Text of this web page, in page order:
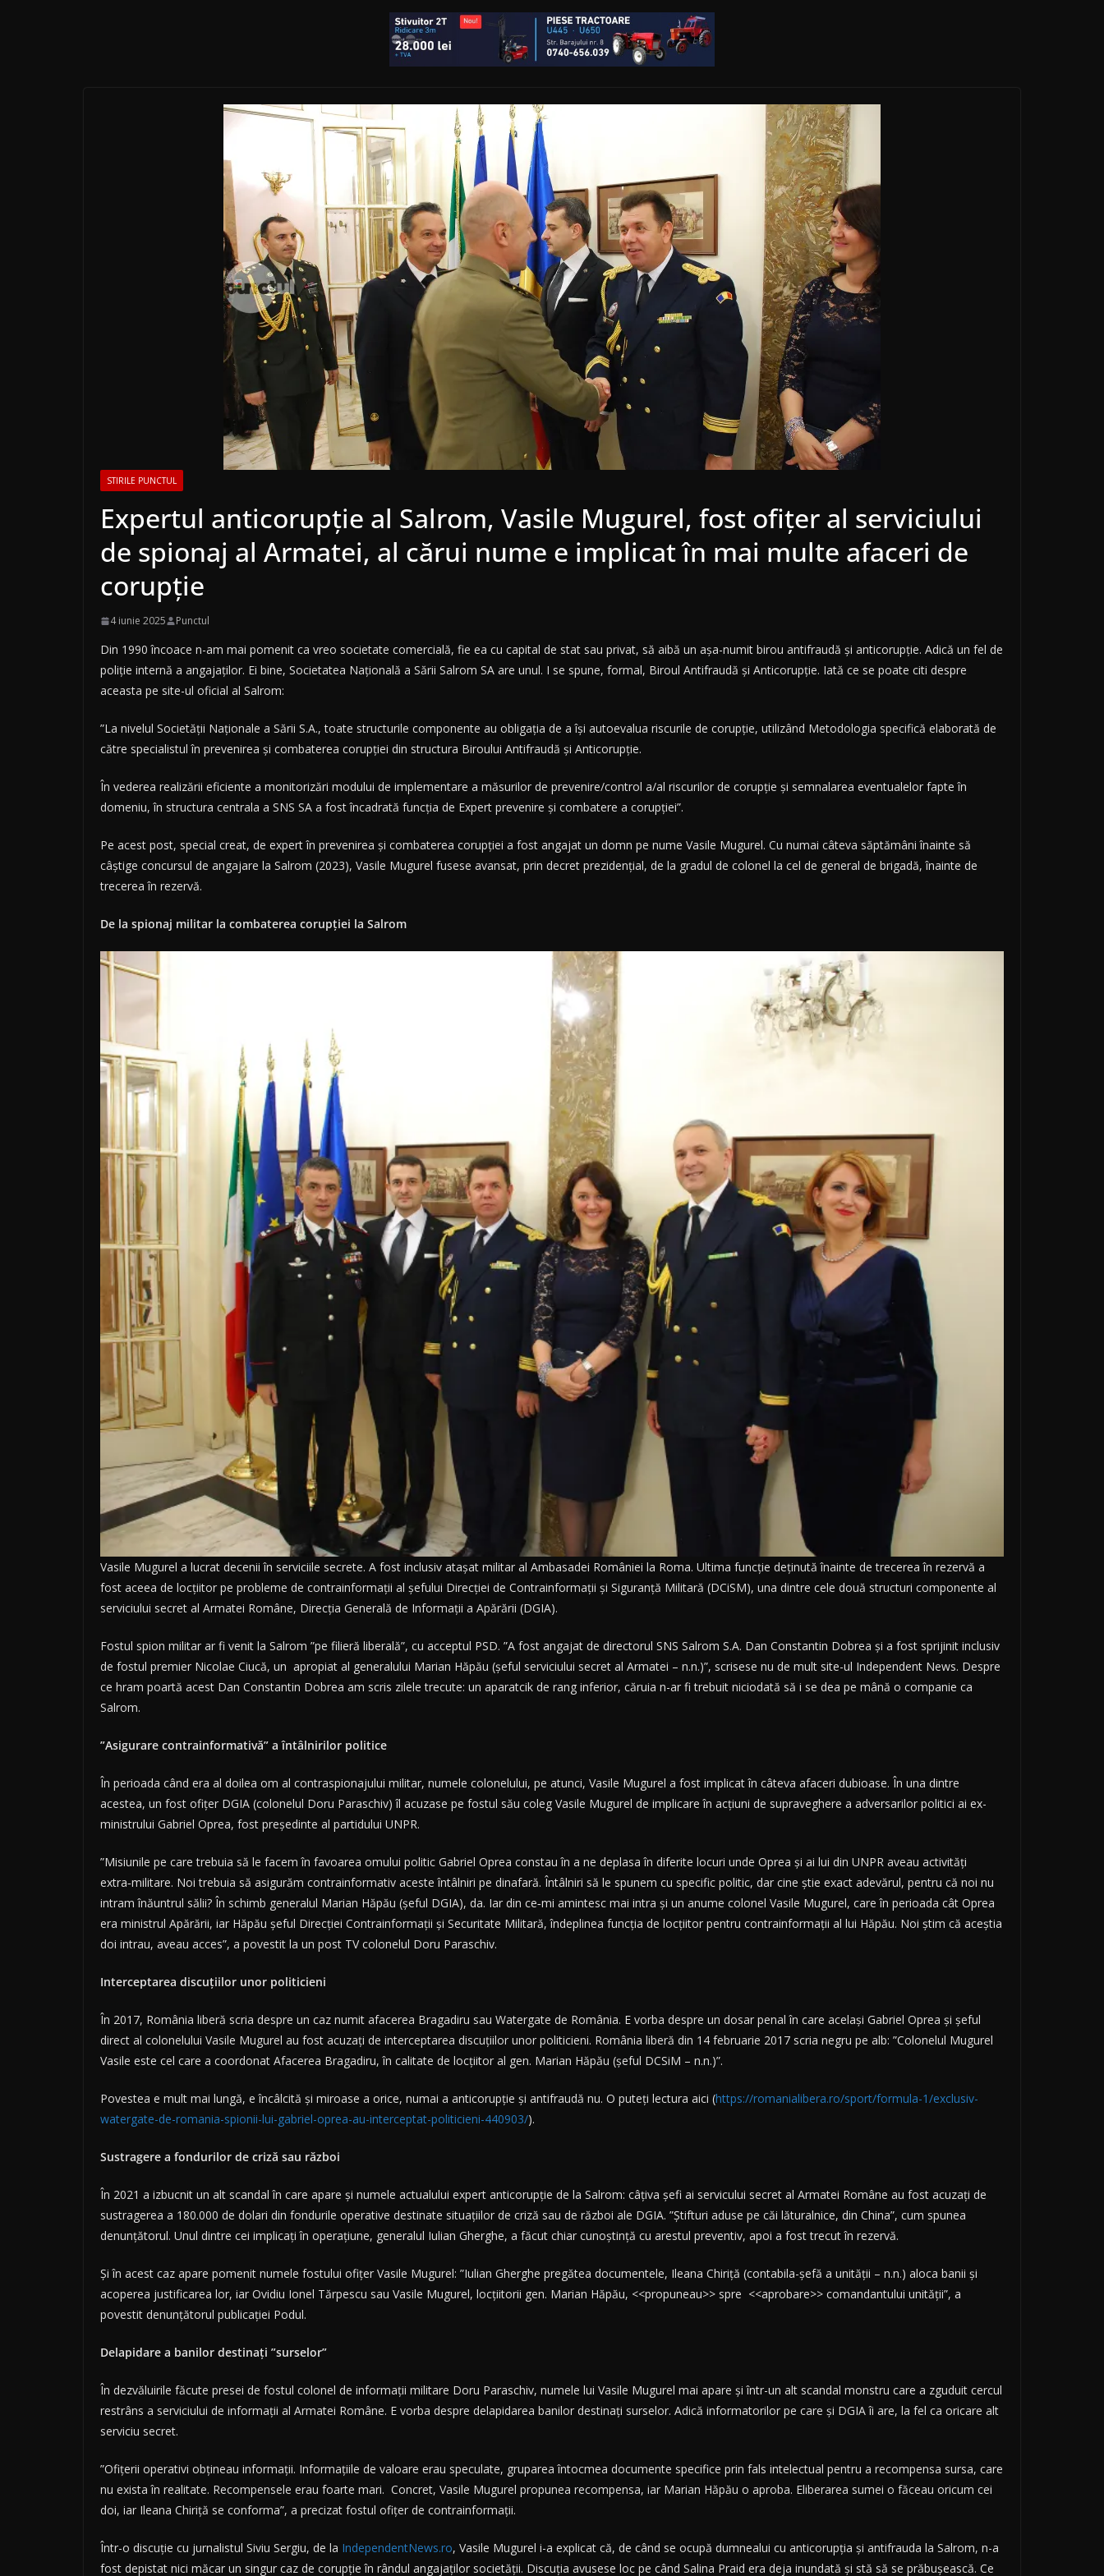
STIRILE PUNCTUL
Expertul anticorupție al Salrom, Vasile Mugurel, fost ofițer al serviciului
de spionaj al Armatei, al cărui nume e implicat în mai multe afaceri de
corupție
4 iunie 2025 Punctul
Din 1990 încoace n-am mai pomenit ca vreo societate comercială, fie ea cu capital de stat sau privat, să aibă un așa-numit birou antifraudă și anticorupție. Adică un fel de
poliție internă a angajaților. Ei bine, Societatea Națională a Sării Salrom SA are unul. I se spune, formal, Biroul Antifraudă și Anticorupție. Iată ce se poate citi despre
aceasta pe site-ul oficial al Salrom:
”La nivelul Societății Naționale a Sării S.A., toate structurile componente au obligaţia de a îşi autoevalua riscurile de corupţie, utilizând Metodologia specifică elaborată de
către specialistul în prevenirea și combaterea corupției din structura Biroului Antifraudă și Anticorupție.
În vederea realizării eficiente a monitorizări modului de implementare a măsurilor de prevenire/control a/al riscurilor de corupţie și semnalarea eventualelor fapte în
domeniu, în structura centrala a SNS SA a fost încadrată funcția de Expert prevenire și combatere a corupției”.
Pe acest post, special creat, de expert în prevenirea și combaterea corupției a fost angajat un domn pe nume Vasile Mugurel. Cu numai câteva săptămâni înainte să
câștige concursul de angajare la Salrom (2023), Vasile Mugurel fusese avansat, prin decret prezidențial, de la gradul de colonel la cel de general de brigadă, înainte de
trecerea în rezervă.
De la spionaj militar la combaterea corupției la Salrom
Vasile Mugurel a lucrat decenii în serviciile secrete. A fost inclusiv atașat militar al Ambasadei României la Roma. Ultima funcție deținută înainte de trecerea în rezervă a
fost aceea de locțiitor pe probleme de contrainformații al șefului Direcției de Contrainformații și Siguranță Militară (DCiSM), una dintre cele două structuri componente al
serviciului secret al Armatei Române, Direcția Generală de Informații a Apărării (DGIA).
Fostul spion militar ar fi venit la Salrom ”pe filieră liberală”, cu acceptul PSD. ”A fost angajat de directorul SNS Salrom S.A. Dan Constantin Dobrea și a fost sprijinit inclusiv
de fostul premier Nicolae Ciucă, un apropiat al generalului Marian Hăpău (șeful serviciului secret al Armatei – n.n.)”, scrisese nu de mult site-ul Independent News. Despre
ce hram poartă acest Dan Constantin Dobrea am scris zilele trecute: un aparatcik de rang inferior, căruia n-ar fi trebuit niciodată să i se dea pe mână o companie ca
Salrom.
”Asigurare contrainformativă” a întâlnirilor politice
În perioada când era al doilea om al contraspionajului militar, numele colonelului, pe atunci, Vasile Mugurel a fost implicat în câteva afaceri dubioase. În una dintre
acestea, un fost ofițer DGIA (colonelul Doru Paraschiv) îl acuzase pe fostul său coleg Vasile Mugurel de implicare în acțiuni de supraveghere a adversarilor politici ai ex-
ministrului Gabriel Oprea, fost președinte al partidului UNPR.
”Misiunile pe care trebuia să le facem în favoarea omului politic Gabriel Oprea constau în a ne deplasa în diferite locuri unde Oprea şi ai lui din UNPR aveau activităţi
extra‑militare. Noi trebuia să asigurăm contrainformativ aceste întâlniri pe dinafară. Întâlniri să le spunem cu specific politic, dar cine ştie exact adevărul, pentru că noi nu
intram înăuntrul sălii? În schimb generalul Marian Hăpău (şeful DGIA), da. Iar din ce‑mi amintesc mai intra şi un anume colonel Vasile Mugurel, care în perioada cât Oprea
era ministrul Apărării, iar Hăpău şeful Direcţiei Contrainformaţii şi Securitate Militară, îndeplinea funcţia de locţiitor pentru contrainformaţii al lui Hăpău. Noi ştim că aceştia
doi intrau, aveau acces”, a povestit la un post TV colonelul Doru Paraschiv.
Interceptarea discuțiilor unor politicieni
În 2017, România liberă scria despre un caz numit afacerea Bragadiru sau Watergate de România. E vorba despre un dosar penal în care același Gabriel Oprea și șeful
direct al colonelului Vasile Mugurel au fost acuzați de interceptarea discuțiilor unor politicieni. România liberă din 14 februarie 2017 scria negru pe alb: ”Colonelul Mugurel
Vasile este cel care a coordonat Afacerea Bragadiru, în calitate de locțiitor al gen. Marian Hăpău (șeful DCSiM – n.n.)”.
Povestea e mult mai lungă, e încâlcită și miroase a orice, numai a anticorupție și antifraudă nu. O puteți lectura aici (https://romanialibera.ro/sport/formula-1/exclusiv-
watergate-de-romania-spionii-lui-gabriel-oprea-au-interceptat-politicieni-440903/).
Sustragere a fondurilor de criză sau război
În 2021 a izbucnit un alt scandal în care apare și numele actualului expert anticorupție de la Salrom: câțiva șefi ai servicului secret al Armatei Române au fost acuzați de
sustragerea a 180.000 de dolari din fondurile operative destinate situațiilor de criză sau de război ale DGIA. ”Știfturi aduse pe căi lăturalnice, din China”, cum spunea
denunțătorul. Unul dintre cei implicați în operațiune, generalul Iulian Gherghe, a făcut chiar cunoștință cu arestul preventiv, apoi a fost trecut în rezervă.
Și în acest caz apare pomenit numele fostului ofițer Vasile Mugurel: ”Iulian Gherghe pregătea documentele, Ileana Chiriță (contabila-șefă a unității – n.n.) aloca banii și
acoperea justificarea lor, iar Ovidiu Ionel Tărpescu sau Vasile Mugurel, locțiitorii gen. Marian Hăpău, <<propuneau>> spre <<aprobare>> comandantului unității”, a
povestit denunțătorul publicației Podul.
Delapidare a banilor destinați ”surselor”
În dezvăluirile făcute presei de fostul colonel de informații militare Doru Paraschiv, numele lui Vasile Mugurel mai apare și într-un alt scandal monstru care a zguduit cercul
restrâns a serviciului de informații al Armatei Române. E vorba despre delapidarea banilor destinați surselor. Adică informatorilor pe care și DGIA îi are, la fel ca oricare alt
serviciu secret.
”Ofițerii operativi obțineau informații. Informațiile de valoare erau speculate, gruparea întocmea documente specifice prin fals intelectual pentru a recompensa sursa, care
nu exista în realitate. Recompensele erau foarte mari. Concret, Vasile Mugurel propunea recompensa, iar Marian Hăpău o aproba. Eliberarea sumei o făceau oricum cei
doi, iar Ileana Chiriță se conforma”, a precizat fostul ofițer de contrainformații.
Într-o discuție cu jurnalistul Siviu Sergiu, de la IndependentNews.ro, Vasile Mugurel i-a explicat că, de când se ocupă dumnealui cu anticorupția și antifrauda la Salrom, n-a
fost depistat nici măcar un singur caz de corupție în rândul angajaților societății. Discuția avusese loc pe când Salina Praid era deja inundată și stă să se prăbușească. Ce